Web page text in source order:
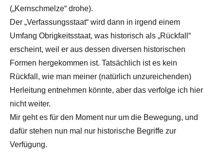
(„Kernschmelze“ drohe).
Der „Verfassungsstaat“ wird dann in irgend einem
Umfang Obrigkeitsstaat, was historisch als „Rückfall“
erscheint, weil er aus dessen diversen historischen
Formen hergekommen ist. Tatsächlich ist es kein
Rückfall, wie man meiner (natürlich unzureichenden)
Herleitung entnehmen könnte, aber das verfolge ich hier
nicht weiter.
Mir geht es für den Moment nur um die Bewegung, und
dafür stehen nun mal nur historische Begriffe zur
Verfügung.